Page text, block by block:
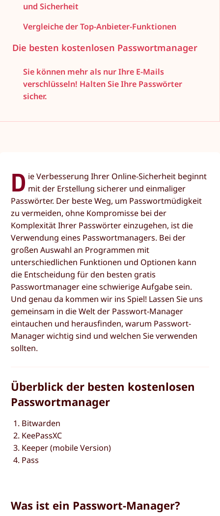
und Sicherheit
Vergleiche der Top-Anbieter-Funktionen
Die besten kostenlosen Passwortmanager
Sie können mehr als nur Ihre E-Mails
verschlüsseln! Halten Sie Ihre Passwörter
sicher.
D ie Verbesserung Ihrer Online-Sicherheit beginnt
mit der Erstellung sicherer und einmaliger
Passwörter. Der beste Weg, um Passwortmüdigkeit
zu vermeiden, ohne Kompromisse bei der
Komplexität Ihrer Passwörter einzugehen, ist die
Verwendung eines Passwortmanagers. Bei der
großen Auswahl an Programmen mit
unterschiedlichen Funktionen und Optionen kann
die Entscheidung für den besten gratis
Passwortmanager eine schwierige Aufgabe sein.
Und genau da kommen wir ins Spiel! Lassen Sie uns
gemeinsam in die Welt der Passwort-Manager
eintauchen und herausfinden, warum Passwort-
Manager wichtig sind und welchen Sie verwenden
sollten.
Überblick der besten kostenlosen
Passwortmanager
Bitwarden
KeePassXC
Keeper (mobile Version)
Pass
Was ist ein Passwort-Manager?